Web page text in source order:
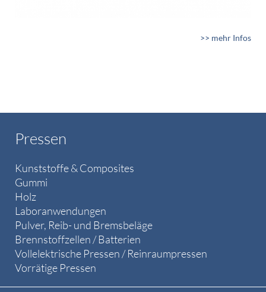
>> mehr Infos
Pressen
Kunststoffe & Composites
Gummi
Holz
Laboranwendungen
Pulver, Reib- und Bremsbeläge
Brennstoffzellen / Batterien
Vollelektrische Pressen / Reinraumpressen
Vorrätige Pressen